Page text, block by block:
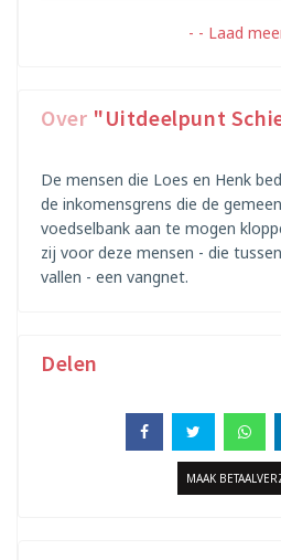
- - Laad
Over "Uitdeelpunt
De mensen die Loes en Henk
de inkomensgrens die de
voedselbank aan te mogen
zij voor deze mensen - die
vallen - een vangnet.
Delen
MAAK